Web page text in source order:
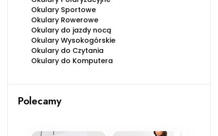
Okulary Sportowe
Okulary Rowerowe
Okulary do jazdy nocą
Okulary Wysokogórskie
Okulary do Czytania
Okulary do Komputera
Polecamy